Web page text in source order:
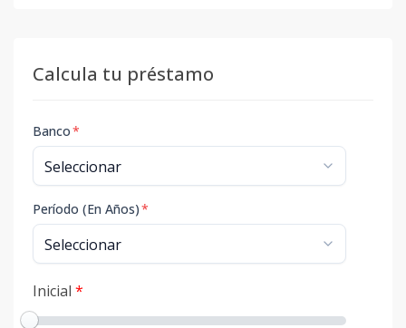
Calcula tu préstamo
Banco*
Período (En Años)*
Inicial *